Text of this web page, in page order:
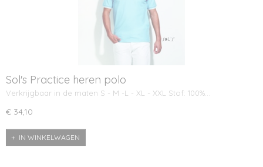
Sol's Practice heren polo
Verkrijgbaar in de maten S - M -L - XL - XXL Stof: 100%…
€ 34,10
IN WINKELWAGEN